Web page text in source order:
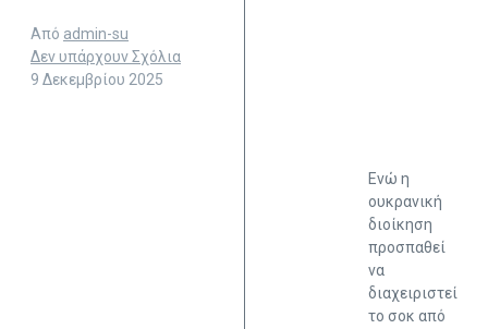
Από admin-su
Δεν υπάρχουν Σχόλια
9 Δεκεμβρίου 2025
Ενώ η
ουκρανική
διοίκηση
προσπαθεί
να
διαχειριστεί
το σοκ από